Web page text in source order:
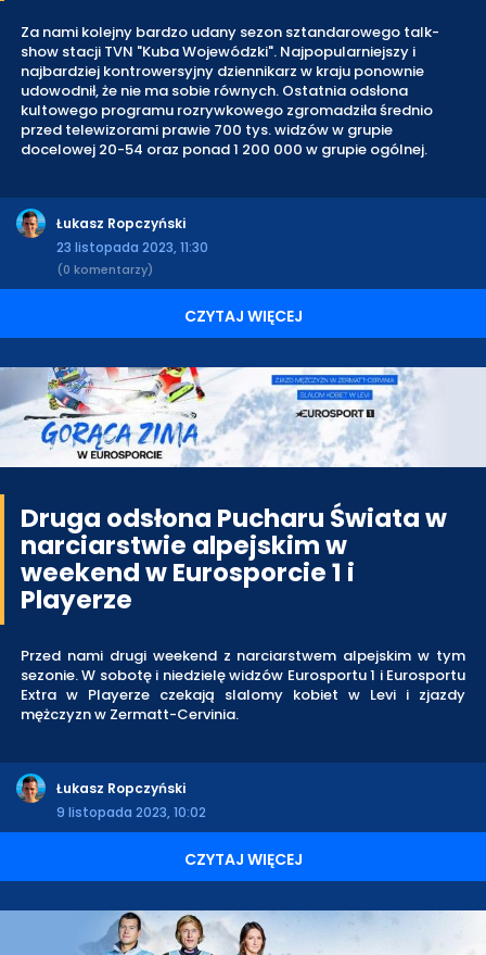
Za nami kolejny bardzo udany sezon sztandarowego talk-
show stacji TVN "Kuba Wojewódzki". Najpopularniejszy i
najbardziej kontrowersyjny dziennikarz w kraju ponownie
udowodnił, że nie ma sobie równych. Ostatnia odsłona
kultowego programu rozrywkowego zgromadziła średnio
przed telewizorami prawie 700 tys. widzów w grupie
docelowej 20-54 oraz ponad 1 200 000 w grupie ogólnej.
Łukasz Ropczyński
23 listopada 2023, 11:30
(0 komentarzy)
CZYTAJ WIĘCEJ
Druga odsłona Pucharu Świata w
narciarstwie alpejskim w
weekend w Eurosporcie 1 i
Playerze
Przed nami drugi weekend z narciarstwem alpejskim w tym
sezonie. W sobotę i niedzielę widzów Eurosportu 1 i Eurosportu
Extra w Playerze czekają slalomy kobiet w Levi i zjazdy
mężczyzn w Zermatt-Cervinia.
Łukasz Ropczyński
9 listopada 2023, 10:02
CZYTAJ WIĘCEJ